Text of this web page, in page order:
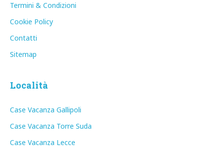
Termini & Condizioni
Cookie Policy
Contatti
Sitemap
Località
Case Vacanza Gallipoli
Case Vacanza Torre Suda
Case Vacanza Lecce